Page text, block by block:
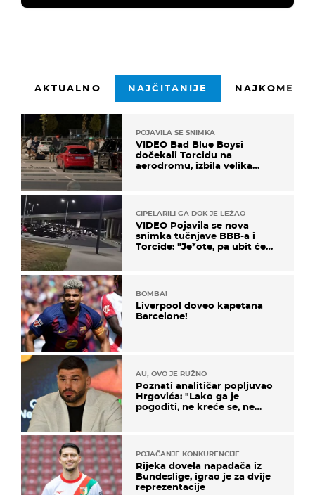
AKTUALNO NAJČITANIJE
POJAVILA SE SNIMKA
VIDEO Bad Blue Boysi
dočekali Torcidu na
aerodromu, izbila velika
CIPELARILI GA DOK JE LEŽAO
VIDEO Pojavila se nova
snimka tučnjave BBB-a i
Torcide: "Je*ote, pa ubit će
BOMBA!
Liverpool doveo kapetana
Barcelone!
AU, OVO JE RUŽNO
Poznati analitičar popljuvao
Hrgovića: "Lako ga je
pogoditi, ne kreće se, ne
POJAČANJE KONKURENCIJE
Rijeka dovela napadača iz
Bundeslige, igrao je za dvije
reprezentacije